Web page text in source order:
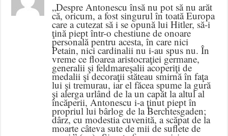
„Despre Antonescu însă nu pot să nu arăt
că, oricum, a fost singurul în toată Europa
care a cutezat să i se opună lui Hitler, să-i
ţină piept într-o chestiune de onoare
personală pentru acesta, în care nici
Petain, nici cardinalii nu i-au spus nu. În
vreme ce floarea aristocraţiei germane,
generalii şi feldmareşalii acoperiţi de
medalii şi decoraţii stăteau smirnă în faţa
lui şi tremurau, iar el făcea spume la gură
şi alerga urlând de la un capăt la altul al
încăperii, Antonescu i-a ţinut piept în
propriul lui bârlog de la Berchtesgaden;
dârz, cu modestia cuvenită, a scăpat de la
moarte câteva sute de mii de suflete de